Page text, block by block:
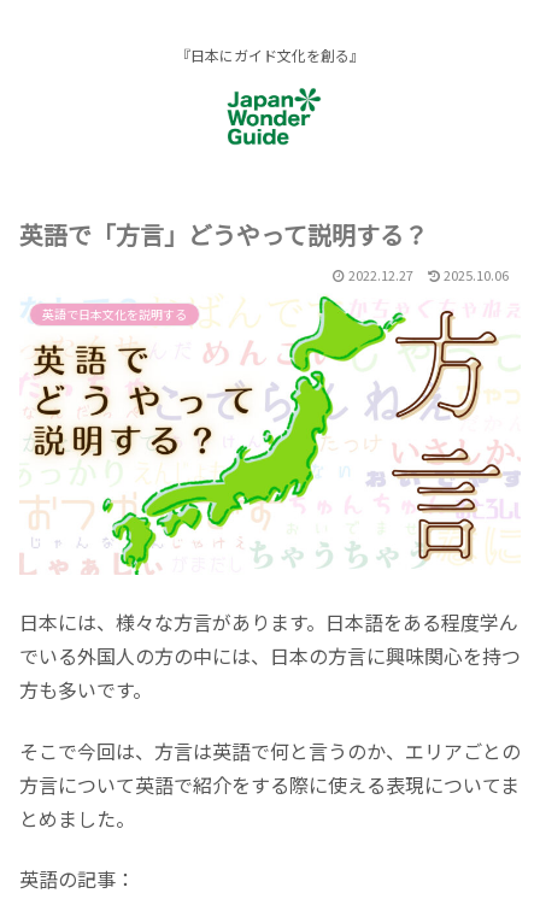
『日本にガイド文化を創る』
英語で「方言」どうやって説明する？
2022.12.27 2025.10.06
英語で日本文化を説明する
日本には、様々な方言があります。日本語をある程度学ん
でいる外国人の方の中には、日本の方言に興味関心を持つ
方も多いです。
そこで今回は、方言は英語で何と言うのか、エリアごとの
方言について英語で紹介をする際に使える表現についてま
とめました。
英語の記事：